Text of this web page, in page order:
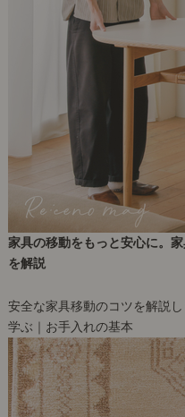
家具の移動をもっと安心に。
を解説
安全な家具移動のコツを解説し
学ぶ｜お手入れの基本